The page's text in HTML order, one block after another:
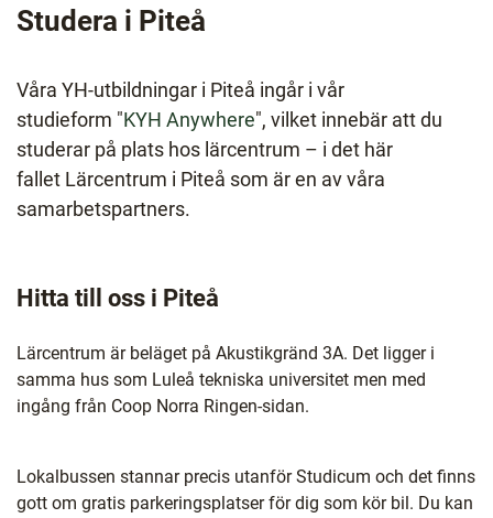
Studera i Piteå
Våra YH-utbildningar i Piteå ingår i vår
studieform "KYH Anywhere", vilket innebär att du
studerar på plats hos lärcentrum – i det här
fallet Lärcentrum i Piteå som är en av våra
samarbetspartners.
Hitta till oss i Piteå
Lärcentrum är beläget på Akustikgränd 3A. Det ligger i
samma hus som Luleå tekniska universitet men med
ingång från Coop Norra Ringen-sidan.
Lokalbussen stannar precis utanför Studicum och det finns
gott om gratis parkeringsplatser för dig som kör bil. Du kan